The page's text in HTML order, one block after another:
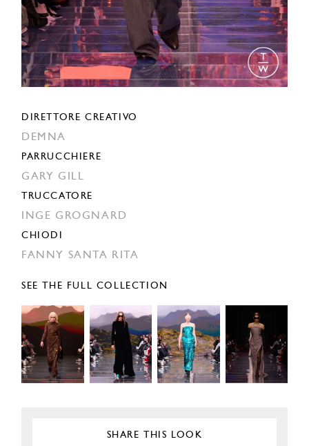
DIRETTORE CREATIVO
DEMNA
PARRUCCHIERE
GARY GILL
TRUCCATORE
INGE GROGNARD
CHIODI
FANNY SANTA RITA
SEE THE FULL COLLECTION
SHARE THIS LOOK